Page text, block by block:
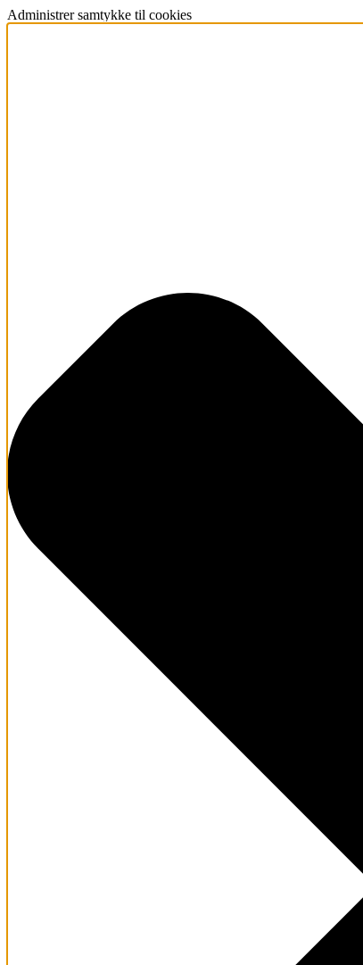
Administrer samtykke til cookies